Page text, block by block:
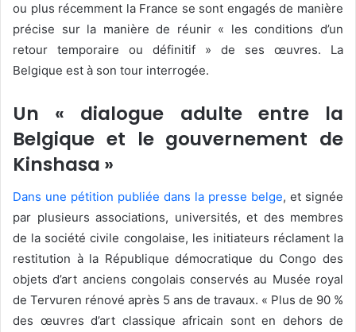
ou plus récemment la France se sont engagés de manière
précise sur la manière de réunir « les conditions d’un
retour temporaire ou définitif » de ses œuvres. La
Belgique est à son tour interrogée.
Un « dialogue adulte entre la
Belgique et le gouvernement de
Kinshasa »
Dans une pétition publiée dans la presse belge, et signée
par plusieurs associations, universités, et des membres
de la société civile congolaise, les initiateurs réclament la
restitution à la République démocratique du Congo des
objets d’art anciens congolais conservés au Musée royal
de Tervuren rénové après 5 ans de travaux. « Plus de 90 %
des œuvres d’art classique africain sont en dehors de